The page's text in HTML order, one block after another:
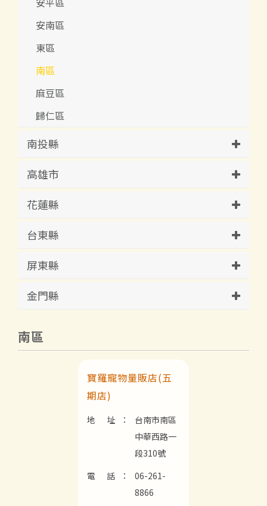
安南區
東區
南區
麻豆區
歸仁區
南投縣
高雄市
花蓮縣
台東縣
屏東縣
金門縣
南區
寶羅寵物量販店(五
期店)
地 址：
台南市南區
中華西路一
段310號
電 話：
06-261-
8866